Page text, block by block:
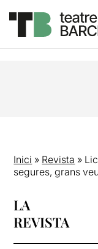
Inici » Revista »
segures, grans
LA
REVISTA